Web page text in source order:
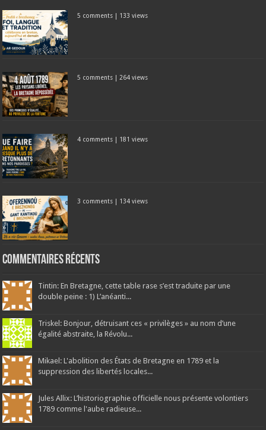
5 comments | 133 views
5 comments | 264 views
4 comments | 181 views
3 comments | 134 views
Commentaires récents
Tintin: En Bretagne, cette table rase s’est traduite par une
double peine : 1) L’anéanti...
Triskel: Bonjour, détruisant ces « privilèges » au nom d’une
égalité abstraite, la Révolu...
Mikael: L'abolition des États de Bretagne en 1789 et la
suppression des libertés locales...
Jules Allix: L’historiographie officielle nous présente volontiers
1789 comme l'aube radieuse...